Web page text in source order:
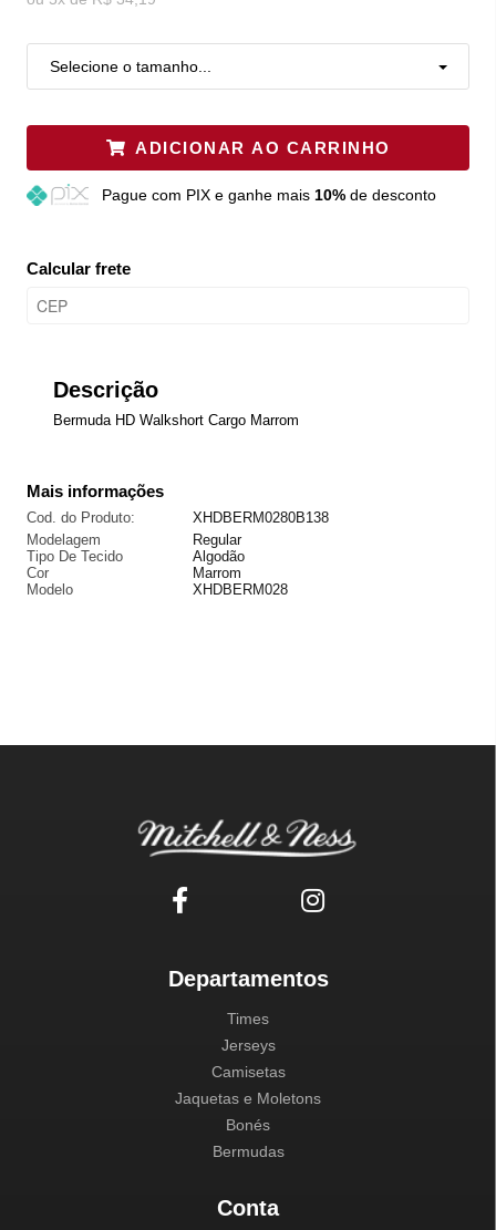
Selecione o tamanho...
ADICIONAR AO CARRINHO
Pague com PIX e ganhe mais 10%de desconto
Calcular frete
Descrição
Bermuda HD Walkshort Cargo Marrom
Mais informações
Cod. do Produto:
XHDBERM0280B138
Modelagem
Regular
Tipo De Tecido
Algodão
Cor
Marrom
Modelo
XHDBERM028
Departamentos
Times
Jerseys
Camisetas
Jaquetas e Moletons
Bonés
Bermudas
Conta